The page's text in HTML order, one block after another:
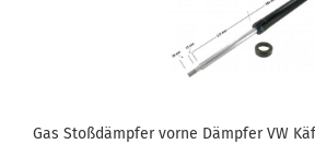
Gas Stoßdämpfer vorne Dämpfer VW